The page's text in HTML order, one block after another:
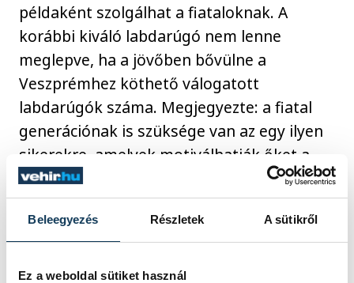
Beleegyezés Részletek A sütikről
Ez a weboldal sütiket használ
példaként szolgálhat a fiataloknak. A
korábbi kiváló labdarúgó nem lenne
meglepve, ha a jövőben bővülne a
Veszprémhez köthető válogatott
labdarúgók száma. Megjegyezte: a fiatal
generációnak is szüksége van az egy ilyen
sikerekre, amelyek motiválhatják őket a
profivá válás útján.
A Veszprém kezében az NB III-as
szereplés kulcsa